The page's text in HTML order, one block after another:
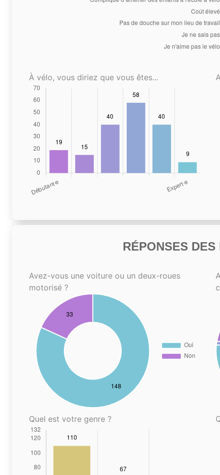
À vélo, vous diriez que vous êtes...
RÉPONSES
Avez-vous une voiture ou un deux-roues
motorisé ?
Quel est votre genre ?